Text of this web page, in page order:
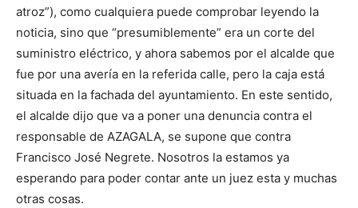
atroz”), como cualquiera puede comprobar leyendo la
noticia, sino que “presumiblemente” era un corte del
suministro eléctrico, y ahora sabemos por el alcalde que
fue por una avería en la referida calle, pero la caja está
situada en la fachada del ayuntamiento. En este sentido,
el alcalde dijo que va a poner una denuncia contra el
responsable de AZAGALA, se supone que contra
Francisco José Negrete. Nosotros la estamos ya
esperando para poder contar ante un juez esta y muchas
otras cosas.